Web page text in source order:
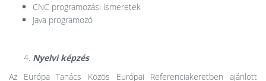
CNC programozási ismeretek
Java programozó
Nyelvi képzés
Az Európa Tanács Közös Európai Referenciakeretben ajánlott